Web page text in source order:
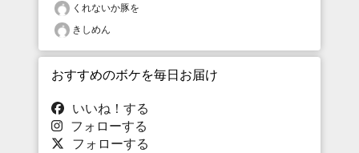
くれないか豚を
きしめん
おすすめのボケを毎日お届け
いいね！する
フォローする
フォローする